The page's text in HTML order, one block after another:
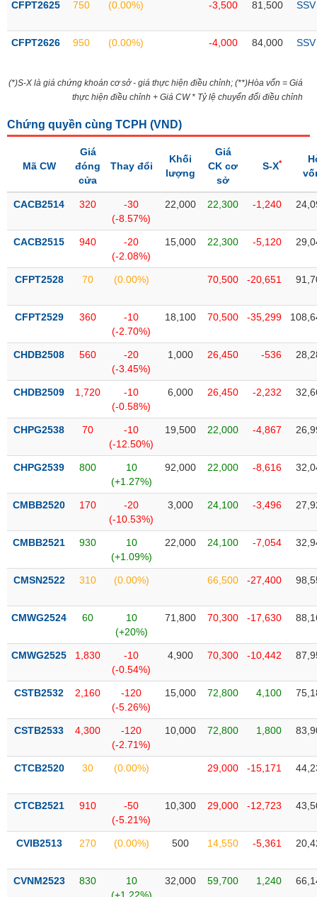
Tâm
trường
CFPT2625 750 (0.00%) -3,500 81,500 SSV
CFPT2626 950 (0.00%) -4,000 84,000 SSV
(*)S-X là giá chứng khoán cơ sở - giá thực hiện điều chỉnh; (**)Hòa vốn = Giá
thực hiện điều chỉnh + Giá CW * Tỷ lệ chuyển đổi điều chỉnh
Chứng quyền cùng TCPH (VND)
Mã CW
Giá
đóng
cửa
Thay đổi
Khối
lượng
Giá
CK cơ
sở
S-X*
CACB2514 320
-30
(-8.57%)
22,000 22,300 -1,240
CACB2515 940
-20
(-2.08%)
15,000 22,300 -5,120
CFPT2528 70 (0.00%) 70,500 -20,651
CFPT2529 360
-10
(-2.70%)
18,100 70,500 -35,299
CHDB2508 560
-20
(-3.45%)
1,000 26,450 -536
CHDB2509 1,720
-10
(-0.58%)
6,000 26,450 -2,232
CHPG2538 70
-10
(-12.50%)
19,500 22,000 -4,867
CHPG2539 800
10
(+1.27%)
92,000 22,000 -8,616
CMBB2520 170
-20
(-10.53%)
3,000 24,100 -3,496
CMBB2521 930
10
(+1.09%)
22,000 24,100 -7,054
CMSN2522 310 (0.00%) 66,500 -27,400
CMWG2524 60
10
(+20%)
71,800 70,300 -17,630
CMWG2525 1,830
-10
(-0.54%)
4,900 70,300 -10,442
CSTB2532 2,160
-120
(-5.26%)
15,000 72,800 4,100
CSTB2533 4,300
-120
(-2.71%)
10,000 72,800 1,800
CTCB2520 30 (0.00%) 29,000 -15,171
CTCB2521 910
-50
(-5.21%)
10,300 29,000 -12,723
CVIB2513 270 (0.00%) 500 14,550 -5,361
CVNM2523 830
10
32,000 59,700 1,240
KHÔNG
YẾU
TIÊU
DÙNG
CHĂM
SÓC
KHỎE
CÔNG
THÔNG
DỊCH
TRUYỀN
ÍCH
ĐỘNG